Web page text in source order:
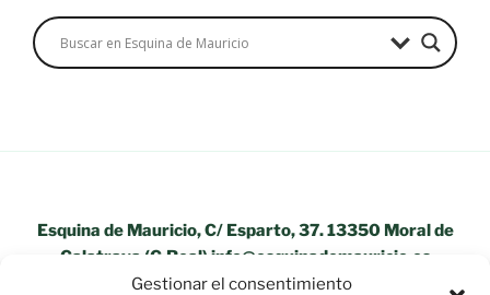
Gestionar el consentimiento
Esquina de Mauricio, C/ Esparto, 37. 13350 Moral de
Calatrava (C.Real) info@esquinademauricio.es